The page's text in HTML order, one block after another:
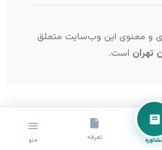
تعرفه منو
و معنوی این وب‌سایت متعلق
تهران است.